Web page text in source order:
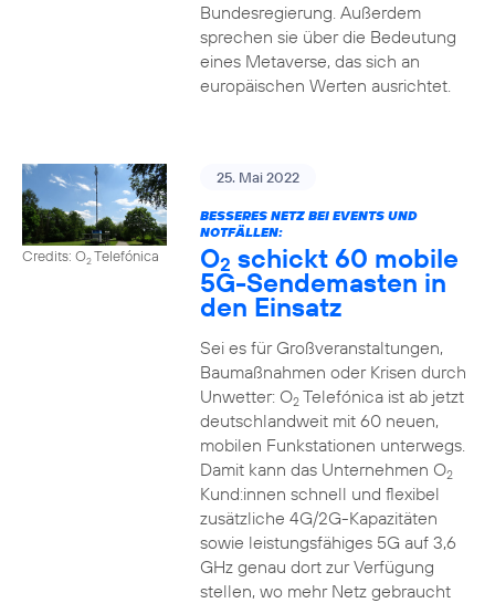
Bundesregierung. Außerdem
sprechen sie über die Bedeutung
eines Metaverse, das sich an
europäischen Werten ausrichtet.
Credits: O2Telefónica
25. Mai 2022
BESSERES NETZ BEI EVENTS UND
NOTFÄLLEN:
O2 schickt 60 mobile
5G-Sendemasten in
den Einsatz
Sei es für Großveranstaltungen,
Baumaßnahmen oder Krisen durch
Unwetter: O2Telefónica ist ab jetzt
deutschlandweit mit 60 neuen,
mobilen Funkstationen unterwegs.
Damit kann das Unternehmen O2
Kund:innen schnell und flexibel
zusätzliche 4G/2G-Kapazitäten
sowie leistungsfähiges 5G auf 3,6
GHz genau dort zur Verfügung
stellen, wo mehr Netz gebraucht